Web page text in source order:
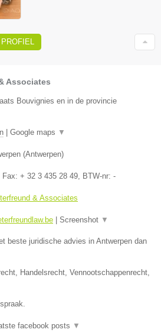
Associates
Bouvignies en in de provincie
Google maps ▼
(Antwerpen)
, Fax: + 32 3 435 28 49 , BTW-nr: -
& Associates
Screenshot ▼
beste juridische advies in Antwerpen dan
Handelsrecht, Vennootschappenrecht,
facebook posts ▼